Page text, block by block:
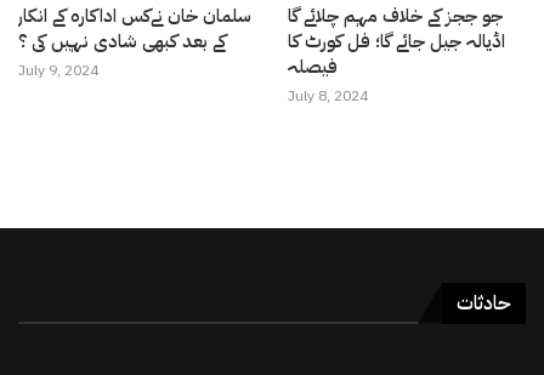
سلمان خان نےکس اداکارہ کے انکار
کے بعد کبھی شادی نہیں کی ؟
July 9, 2024
جو ججز کے خلاف مہم چلائے گا
اڈیالہ جیل جائے گا؛ فل کورٹ کا
فیصلہ
July 8, 2024
حادثات